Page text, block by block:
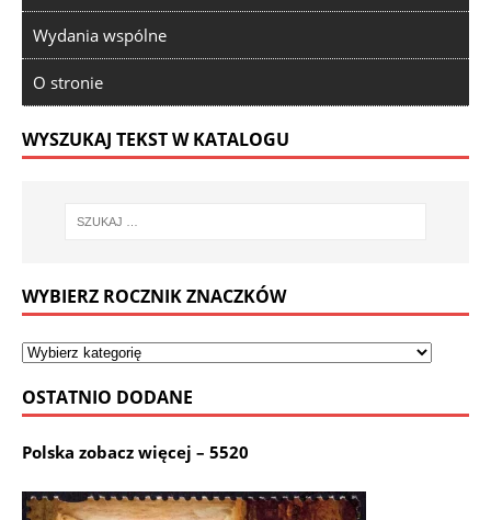
Wydania wspólne
O stronie
WYSZUKAJ TEKST W KATALOGU
WYBIERZ ROCZNIK ZNACZKÓW
OSTATNIO DODANE
Polska zobacz więcej – 5520